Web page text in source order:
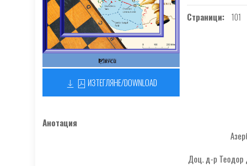
ИЗТЕГЛЯНЕ/DOWNLOAD
Страници
101
Анотация
Доц. д-р Теодор